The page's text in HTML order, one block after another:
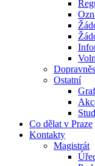
Ostatní
Co dělat v Praze
Kontakty
Magistrát